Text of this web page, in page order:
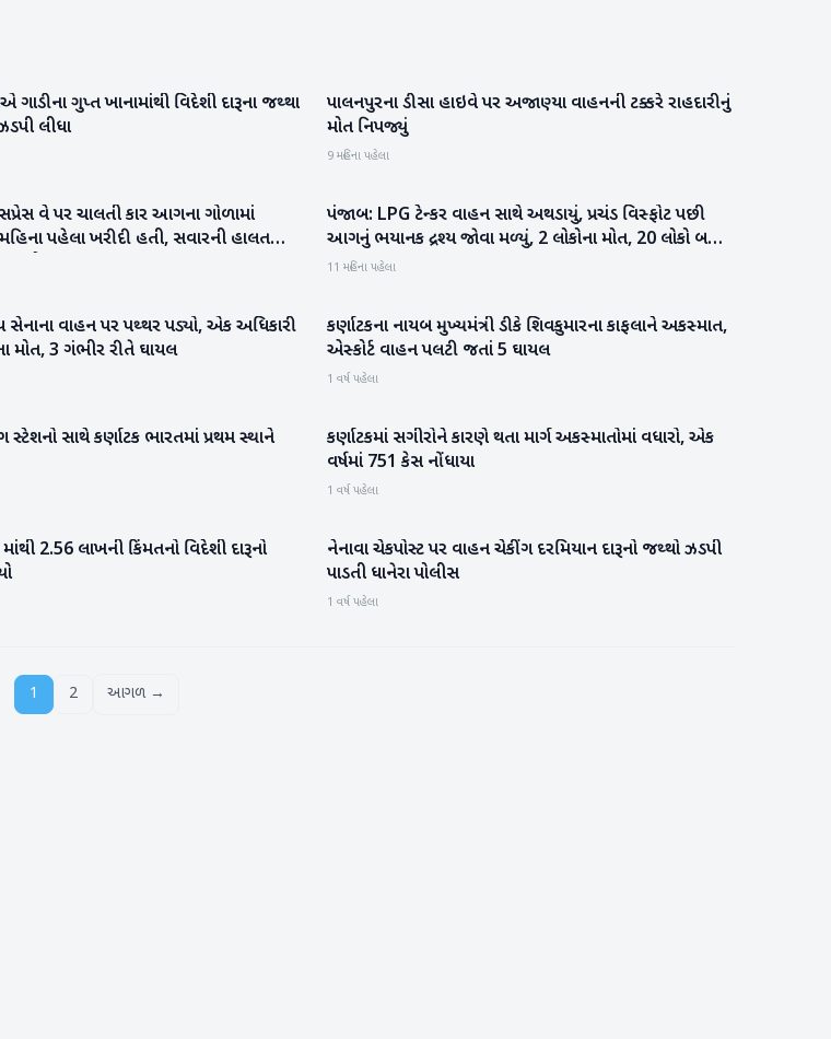
ગુપ્ત ખાનામાંથી વિદેશી દારૂના જથ્થા
લીધા
બનાસકાંઠા
પાલનપુરના ડીસા હાઇવે પર અજાણ્યા વાહનની ટક્કરે રાહદારીનું
મોત નિપજ્યું
9 મહિના પહેલા
વે પર ચાલતી કાર આગના ગોળામાં
પહેલા ખરીદી હતી, સવારની હાલત
રાષ્ટ્રીય
પંજાબ: LPG ટેન્કર વાહન સાથે અથડાયું, પ્રચંડ વિસ્ફોટ પછી
આગનું ભયાનક દ્રશ્ય જોવા મળ્યું, 2 લોકોના મોત, 20 લોકો બળી
ગયા
11 મહિના પહેલા
સેનાના વાહન પર પથ્થર પડ્યો, એક અધિકારી
મોત, 3 ગંભીર રીતે ઘાયલ
રાષ્ટ્રીય
કર્ણાટકના નાયબ મુખ્યમંત્રી ડીકે શિવકુમારના કાફલાને અકસ્માત,
એસ્કોર્ટ વાહન પલટી જતાં 5 ઘાયલ
1 વર્ષ પહેલા
સ્ટેશનો સાથે કર્ણાટક ભારતમાં પ્રથમ સ્થાને રાષ્ટ્રીય
કર્ણાટકમાં સગીરોને કારણે થતા માર્ગ અકસ્માતોમાં વધારો, એક
વર્ષમાં 751 કેસ નોંધાયા
1 વર્ષ પહેલા
2.56 લાખની કિંમતનો વિદેશી દારૂનો
બનાસકાંઠા
નેનાવા ચેકપોસ્ટ પર વાહન ચેકીંગ દરમિયાન દારૂનો જથ્થો ઝડપી
પાડતી ધાનેરા પોલીસ
1 વર્ષ પહેલા
1 2 આગળ →